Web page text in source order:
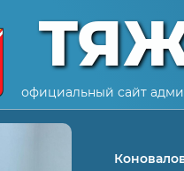
официальный сайт